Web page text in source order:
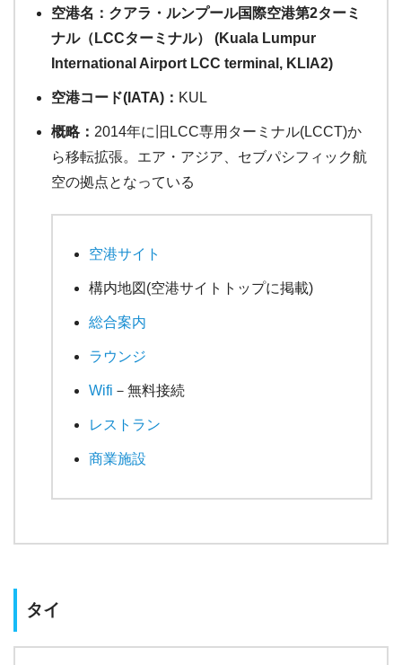
空港名：クアラ・ルンプール国際空港第2ターミ
ナル（LCCターミナル） (Kuala Lumpur
International Airport LCC terminal, KLIA2)
空港コード(IATA)： KUL
概略： 2014年に旧LCC専用ターミナル(LCCT)か
ら移転拡張。エア・アジア、セブパシフィック航
空の拠点となっている
空港サイト
構内地図(空港サイトトップに掲載)
総合案内
ラウンジ
Wifi －無料接続
レストラン
商業施設
タイ